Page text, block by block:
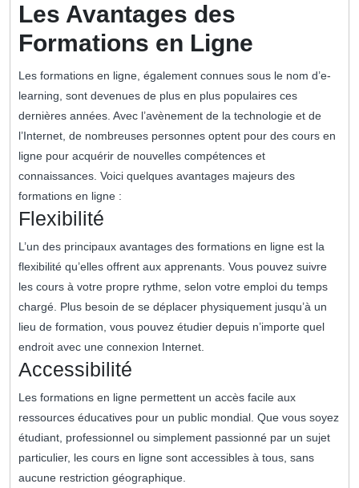
Les Avantages des
Formations en Ligne
Les formations en ligne, également connues sous le nom d’e-
learning, sont devenues de plus en plus populaires ces
dernières années. Avec l’avènement de la technologie et de
l’Internet, de nombreuses personnes optent pour des cours en
ligne pour acquérir de nouvelles compétences et
connaissances. Voici quelques avantages majeurs des
formations en ligne :
Flexibilité
L’un des principaux avantages des formations en ligne est la
flexibilité qu’elles offrent aux apprenants. Vous pouvez suivre
les cours à votre propre rythme, selon votre emploi du temps
chargé. Plus besoin de se déplacer physiquement jusqu’à un
lieu de formation, vous pouvez étudier depuis n’importe quel
endroit avec une connexion Internet.
Accessibilité
Les formations en ligne permettent un accès facile aux
ressources éducatives pour un public mondial. Que vous soyez
étudiant, professionnel ou simplement passionné par un sujet
particulier, les cours en ligne sont accessibles à tous, sans
aucune restriction géographique.